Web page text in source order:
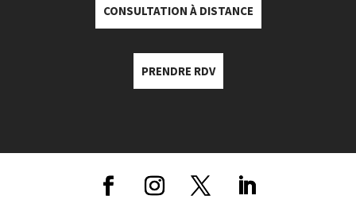
CONSULTATION À DISTANCE
PRENDRE RDV